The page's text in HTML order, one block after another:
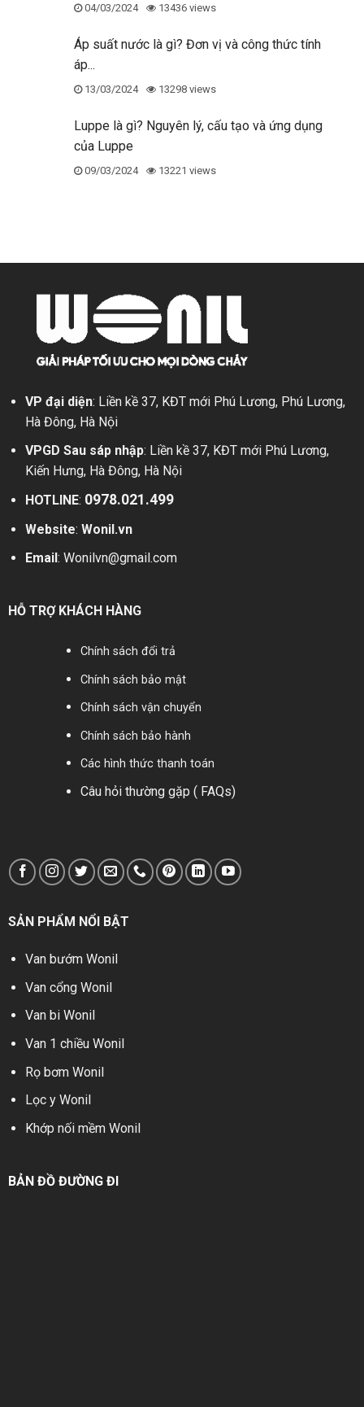
04/03/2024 13436 views
Áp suất nước là gì? Đơn vị và công thức tính
áp...
13/03/2024 13298 views
Luppe là gì? Nguyên lý, cấu tạo và ứng dụng
của Luppe
09/03/2024 13221 views
VP đại diện: Liền kề 37, KĐT mới Phú Lương, Phú Lương,
Hà Đông, Hà Nội
VPGD Sau sáp nhập: Liền kề 37, KĐT mới Phú Lương,
Kiến Hưng, Hà Đông, Hà Nội
HOTLINE: 0978.021.499
Website: Wonil.vn
Email: Wonilvn@gmail.com
HỖ TRỢ KHÁCH HÀNG
Chính sách đổi trả
Chính sách bảo mật
Chính sách vận chuyển
Chính sách bảo hành
Các hình thức thanh toán
Câu hỏi thường gặp ( FAQs)
SẢN PHẨM NỔI BẬT
Van bướm Wonil
Van cổng Wonil
Van bi Wonil
Van 1 chiều Wonil
Rọ bơm Wonil
Lọc y Wonil
Khớp nối mềm Wonil
BẢN ĐỒ ĐƯỜNG ĐI